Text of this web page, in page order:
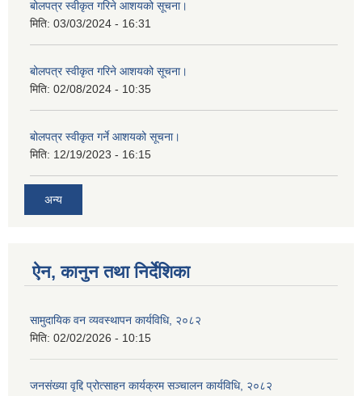
बोलपत्र स्वीकृत गरिने आशयको सूचना।
मिति: 03/03/2024 - 16:31
बोलपत्र स्वीकृत गरिने आशयको सूचना।
मिति: 02/08/2024 - 10:35
बोलपत्र स्वीकृत गर्ने आशयको सूचना।
मिति: 12/19/2023 - 16:15
अन्य
ऐन, कानुन तथा निर्देशिका
सामुदायिक वन व्यवस्थापन कार्यविधि, २०८२
मिति: 02/02/2026 - 10:15
जनसंख्या वृद्दि प्रोत्साहन कार्यक्रम सञ्‍चालन कार्यविधि, २०८२